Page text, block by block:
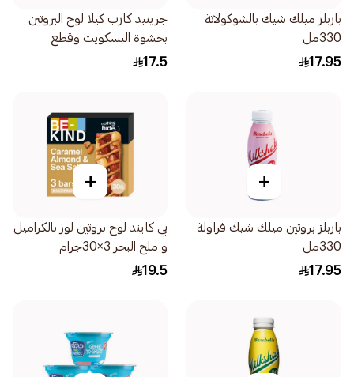
باربلز ميلك شيك بالشوكولاتة
330مل
17.95
جرينيد كارب كيلا لوح البروتين
بحشوة البسكويت وقطع
الشوكولاتة 60جرام
17.5
+
باربلز بروتين ميلك شيك فراولة
330مل
17.95
+
بي كايند لوح بروتين لوز بالكراميل
و ملح البحر 3×30جرام
19.5